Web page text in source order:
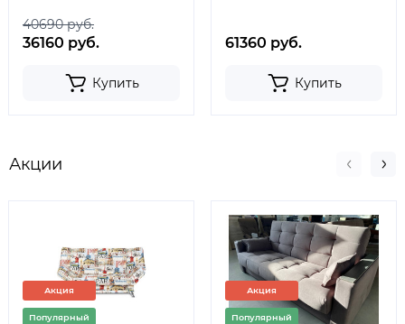
40690 руб.
36160 руб.
Купить
61360 руб.
Купить
Акции
Акция
Популярный
Акция
Популярный